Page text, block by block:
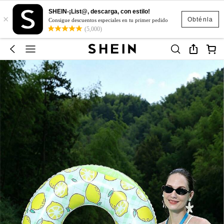
Obténla
×
SHEIN-¡List@, descarga, con estilo!
Consigue descuentos especiales en tu primer pedido
(5,000)